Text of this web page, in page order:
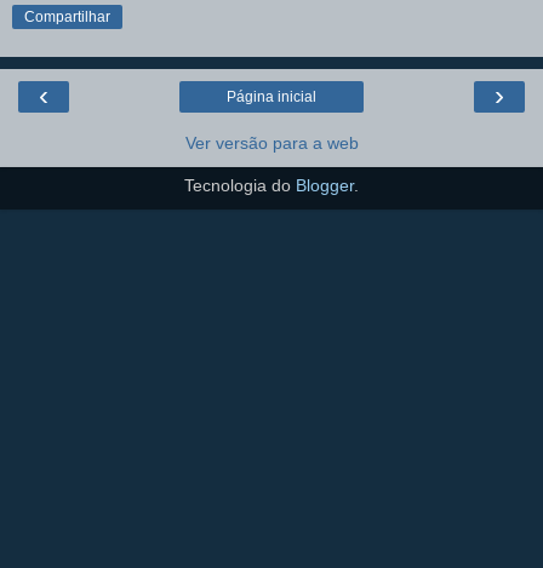
Compartilhar
‹ ›
Página inicial
Ver versão para a web
Tecnologia do Blogger.